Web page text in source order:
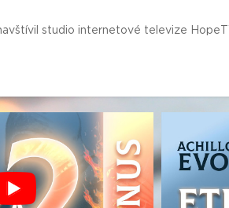
studio internetové televize